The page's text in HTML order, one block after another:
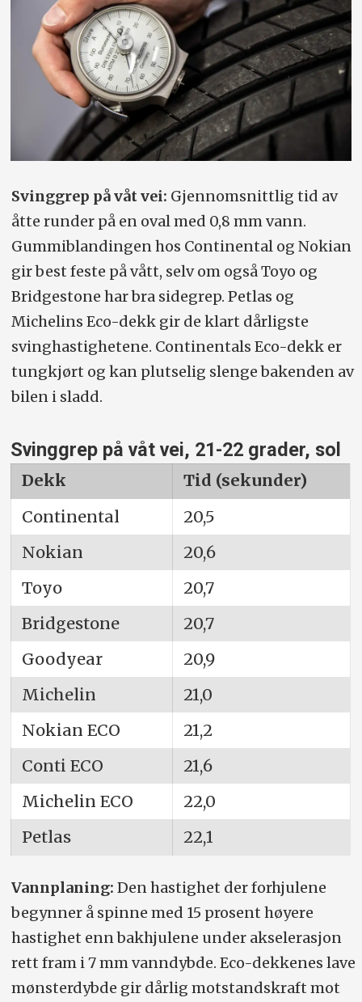
Svinggrep på våt vei: Gjennomsnittlig tid av
åtte runder på en oval med 0,8 mm vann.
Gummiblandingen hos Continental og Nokian
gir best feste på vått, selv om også Toyo og
Bridgestone har bra sidegrep. Petlas og
Michelins Eco-dekk gir de klart dårligste
svinghastighetene. Continentals Eco-dekk er
tungkjørt og kan plutselig slenge bakenden av
bilen i sladd.
Svinggrep på våt vei, 21-22 grader, sol
Dekk
Tid (sekunder)
Continental
20,5
Nokian
20,6
Toyo
20,7
Bridgestone
20,7
Goodyear
20,9
Michelin
21,0
Nokian ECO
21,2
Conti ECO
21,6
Michelin ECO
22,0
Petlas
22,1
Vannplaning: Den hastighet der forhjulene
begynner å spinne med 15 prosent høyere
hastighet enn bakhjulene under akselerasjon
rett fram i 7 mm vanndybde. Eco-dekkenes lave
mønsterdybde gir dårlig motstandskraft mot